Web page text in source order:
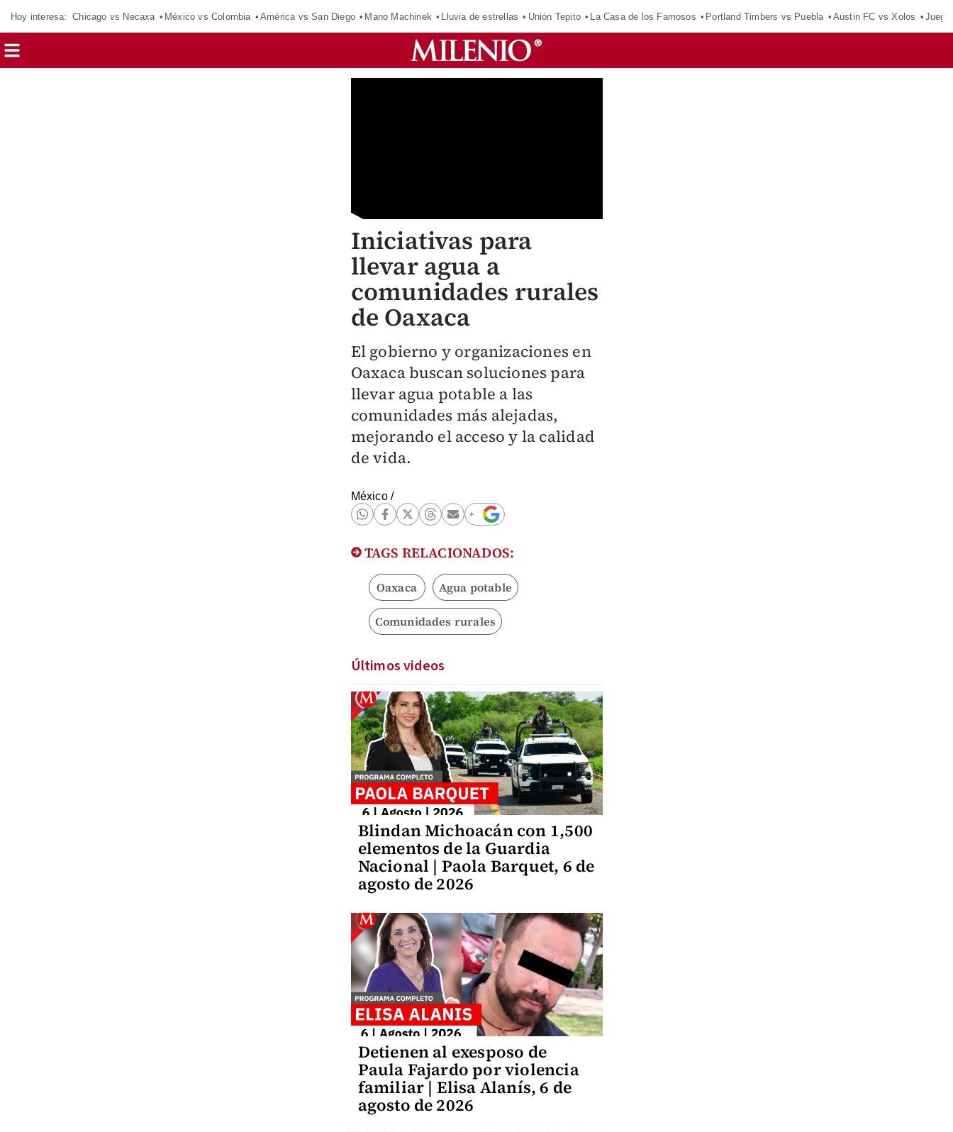
Hoy interesa: Chicago vs Necaxa México vs Colombia América vs San Diego Mano Machinek Lluvia de estrellas Unión Tepito La Casa de los Famosos Portland Timbers vs Puebla Austin FC vs Xolos
Iniciativas para
llevar agua a
comunidades rurales
de Oaxaca
El gobierno y organizaciones en
Oaxaca buscan soluciones para
llevar agua potable a las
comunidades más alejadas,
mejorando el acceso y la calidad
de vida.
México/
TAGS RELACIONADOS:
Oaxaca Agua potable
Comunidades rurales
Últimos videos
Blindan Michoacán con 1,500
elementos de la Guardia
Nacional | Paola Barquet, 6 de
agosto de 2026
Detienen al exesposo de
Paula Fajardo por violencia
familiar | Elisa Alanís, 6 de
agosto de 2026